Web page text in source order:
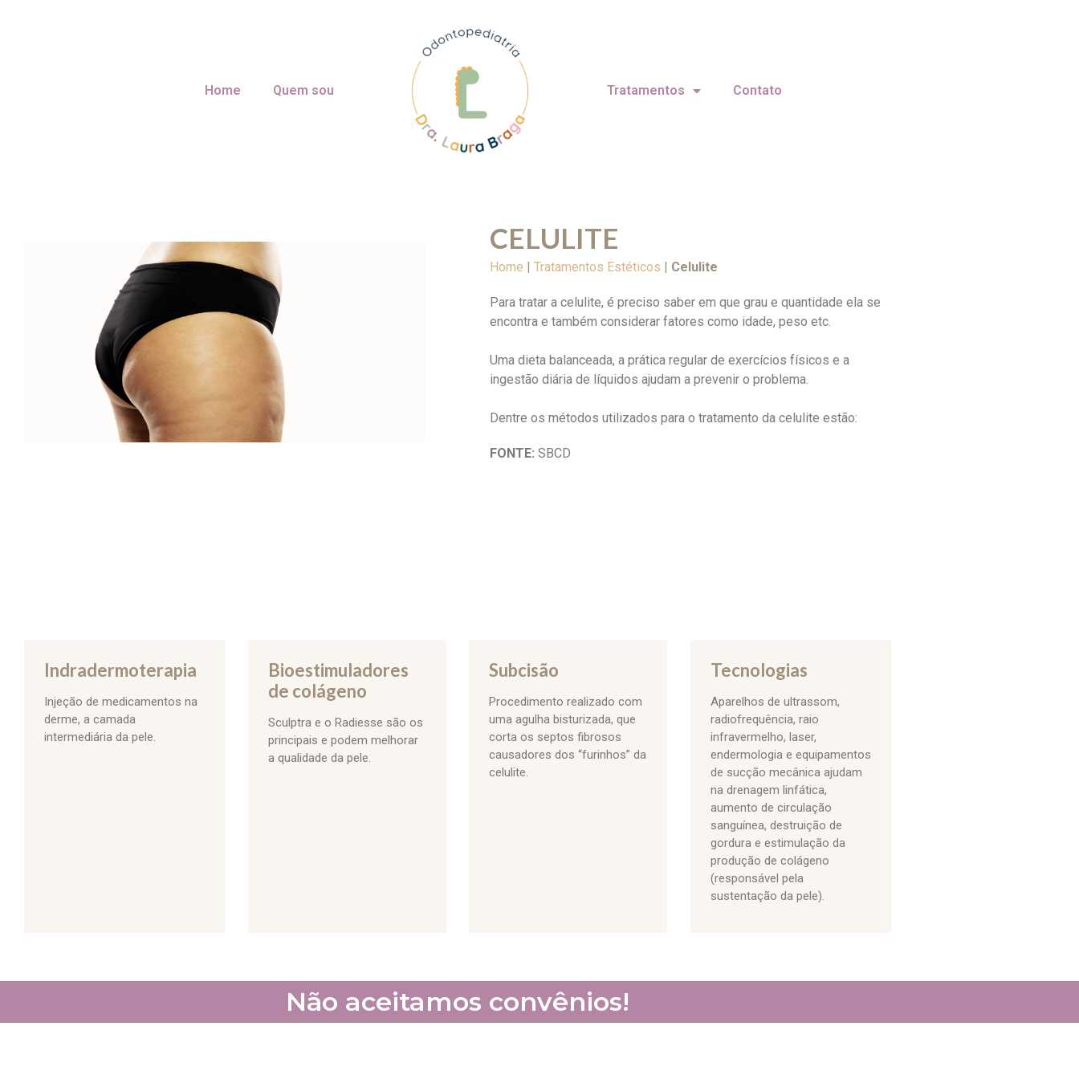
Home Quem sou Tratamentos Contato
CELULITE
Home | Tratamentos Estéticos | Celulite
Para tratar a celulite, é preciso saber em que grau e quantidade ela se
encontra e também considerar fatores como idade, peso etc.
Uma dieta balanceada, a prática regular de exercícios físicos e a
ingestão diária de líquidos ajudam a prevenir o problema.
Dentre os métodos utilizados para o tratamento da celulite estão:
FONTE: SBCD
Indradermoterapia
Injeção de medicamentos na
derme, a camada
intermediária da pele.
Bioestimuladores
de colágeno
Sculptra e o Radiesse são os
principais e podem melhorar
a qualidade da pele.
Subcisão
Procedimento realizado com
uma agulha bisturizada, que
corta os septos fibrosos
causadores dos “furinhos” da
celulite.
Tecnologias
Aparelhos de ultrassom,
radiofrequência, raio
infravermelho, laser,
endermologia e equipamentos
de sucção mecânica ajudam
na drenagem linfática,
aumento de circulação
sanguínea, destruição de
gordura e estimulação da
produção de colágeno
(responsável pela
sustentação da pele).
Não aceitamos convênios!